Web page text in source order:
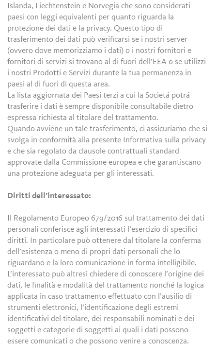
Islanda, Liechtenstein e Norvegia che sono considerati
paesi con leggi equivalenti per quanto riguarda la
protezione dei dati e la privacy. Questo tipo di
trasferimento dei dati può verificarsi se i nostri server
(ovvero dove memorizziamo i dati) o i nostri fornitori e
fornitori di servizi si trovano al di fuori dell’EEA o se utilizzi
i nostri Prodotti e Servizi durante la tua permanenza in
paesi al di fuori di questa area.
La lista aggiornata dei Paesi terzi a cui la Societá potrá
trasferire i dati è sempre disponibile consultabile dietro
espressa richiesta al titolare del trattamento.
Quando avviene un tale trasferimento, ci assicuriamo che si
svolga in conformità alla presente Informativa sulla privacy
e che sia regolato da clausole contrattuali standard
approvate dalla Commissione europea e che garantiscano
una protezione adeguata per gli interessati.
Diritti dell’interessato:
Il Regolamento Europeo 679/2016 sul trattamento dei dati
personali conferisce agli interessati l’esercizio di specifici
diritti. In particolare può ottenere dal titolare la conferma
dell’esistenza o meno di propri dati personali che lo
riguardano e la loro comunicazione in forma intelligibile.
L’interessato può altresì chiedere di conoscere l’origine dei
dati, le finalità e modalità del trattamento nonché la logica
applicata in caso trattamento effettuato con l’ausilio di
strumenti elettronici, l’identificazione degli estremi
identificativi del titolare, dei responsabili nominati e dei
soggetti e categorie di soggetti ai quali i dati possono
essere comunicati o che possono venire a conoscenza.